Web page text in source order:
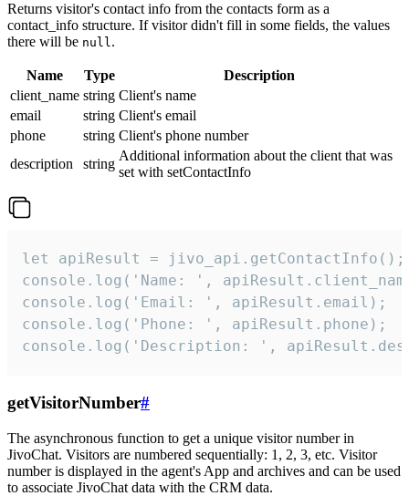
Returns visitor's contact info from the contacts form as a
contact_info structure. If visitor didn't fill in some fields, the values
there will be null.
Name Type
Description
client_name string Client's name
email
string Client's email
phone
string Client's phone number
description
string
Additional information about the client that was
set with setContactInfo
let apiResult = jivo_api.getContactInfo();
console.log('Name: ',
console.log('Email: ', apiResult.email);
console.log('Phone: ', apiResult.phone);
console.log('Description: ',
getVisitorNumber#
The asynchronous function to get a unique visitor number in
JivoChat. Visitors are numbered sequentially: 1, 2, 3, etc. Visitor
number is displayed in the agent's App and archives and can be used
to associate JivoChat data with the CRM data.